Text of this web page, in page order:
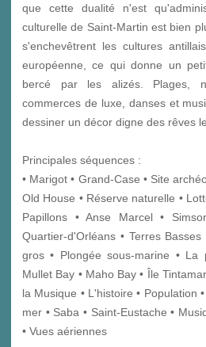
que cette dualité n'est
culturelle de Saint-Martin est bien
s'enchevêtrent les cultures
européenne, ce qui donne un
bercé par les alizés. Plages,
commerces de luxe, danses et
dessiner un décor digne des rêves
Principales séquences :
• Marigot • Grand-Case • Site
Old House • Réserve naturelle •
Papillons • Anse Marcel •
Quartier-d'Orléans • Terres
gros • Plongée sous-marine • La
Mullet Bay • Maho Bay • Île
la Musique • L'histoire • Population
mer • Saba • Saint-Eustache •
• Vues aériennes